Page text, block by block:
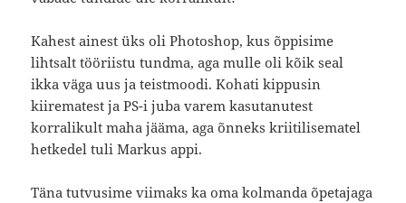
Kahest ainest üks oli Photoshop, kus õppisime
lihtsalt tööriistu tundma, aga mulle oli kõik seal
ikka väga uus ja teistmoodi. Kohati kippusin
kiirematest ja PS-i juba varem kasutanutest
korralikult maha jääma, aga õnneks kriitilisematel
hetkedel tuli Markus appi.
Täna tutvusime viimaks ka oma kolmanda õpetajaga